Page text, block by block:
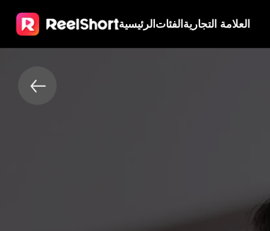
الرئيسيةالفئاتالعلامة التجارية